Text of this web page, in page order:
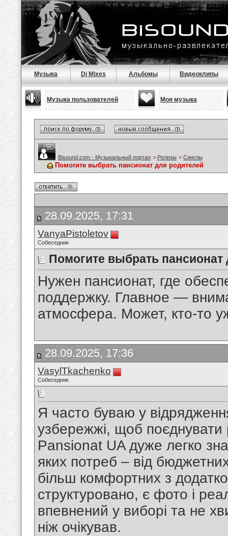
Музыка Dj Mixes Альбомы Видеоклипы
Музыка пользователей Моя музыка
Bisound.com - Музыкальный портал > Релизы > Синглы
Помогите выбрать пансионат для родителей
28.09.2025, 17:31
VanyaPistoletov
Собеседник
Помогите выбрать пансионат
Нужен пансионат, где
поддержку. Главное —
атмосфера. Может, кто-то
28.09.2025, 17:36
VasylTkachenko
Собеседник
Я часто буваю у
узбережжі, щоб поєднувати
Pansionat UA дуже легко
яких потреб – від
більш комфортних з
структуровано, є фото і
впевнений у виборі та не
ніж очікував.